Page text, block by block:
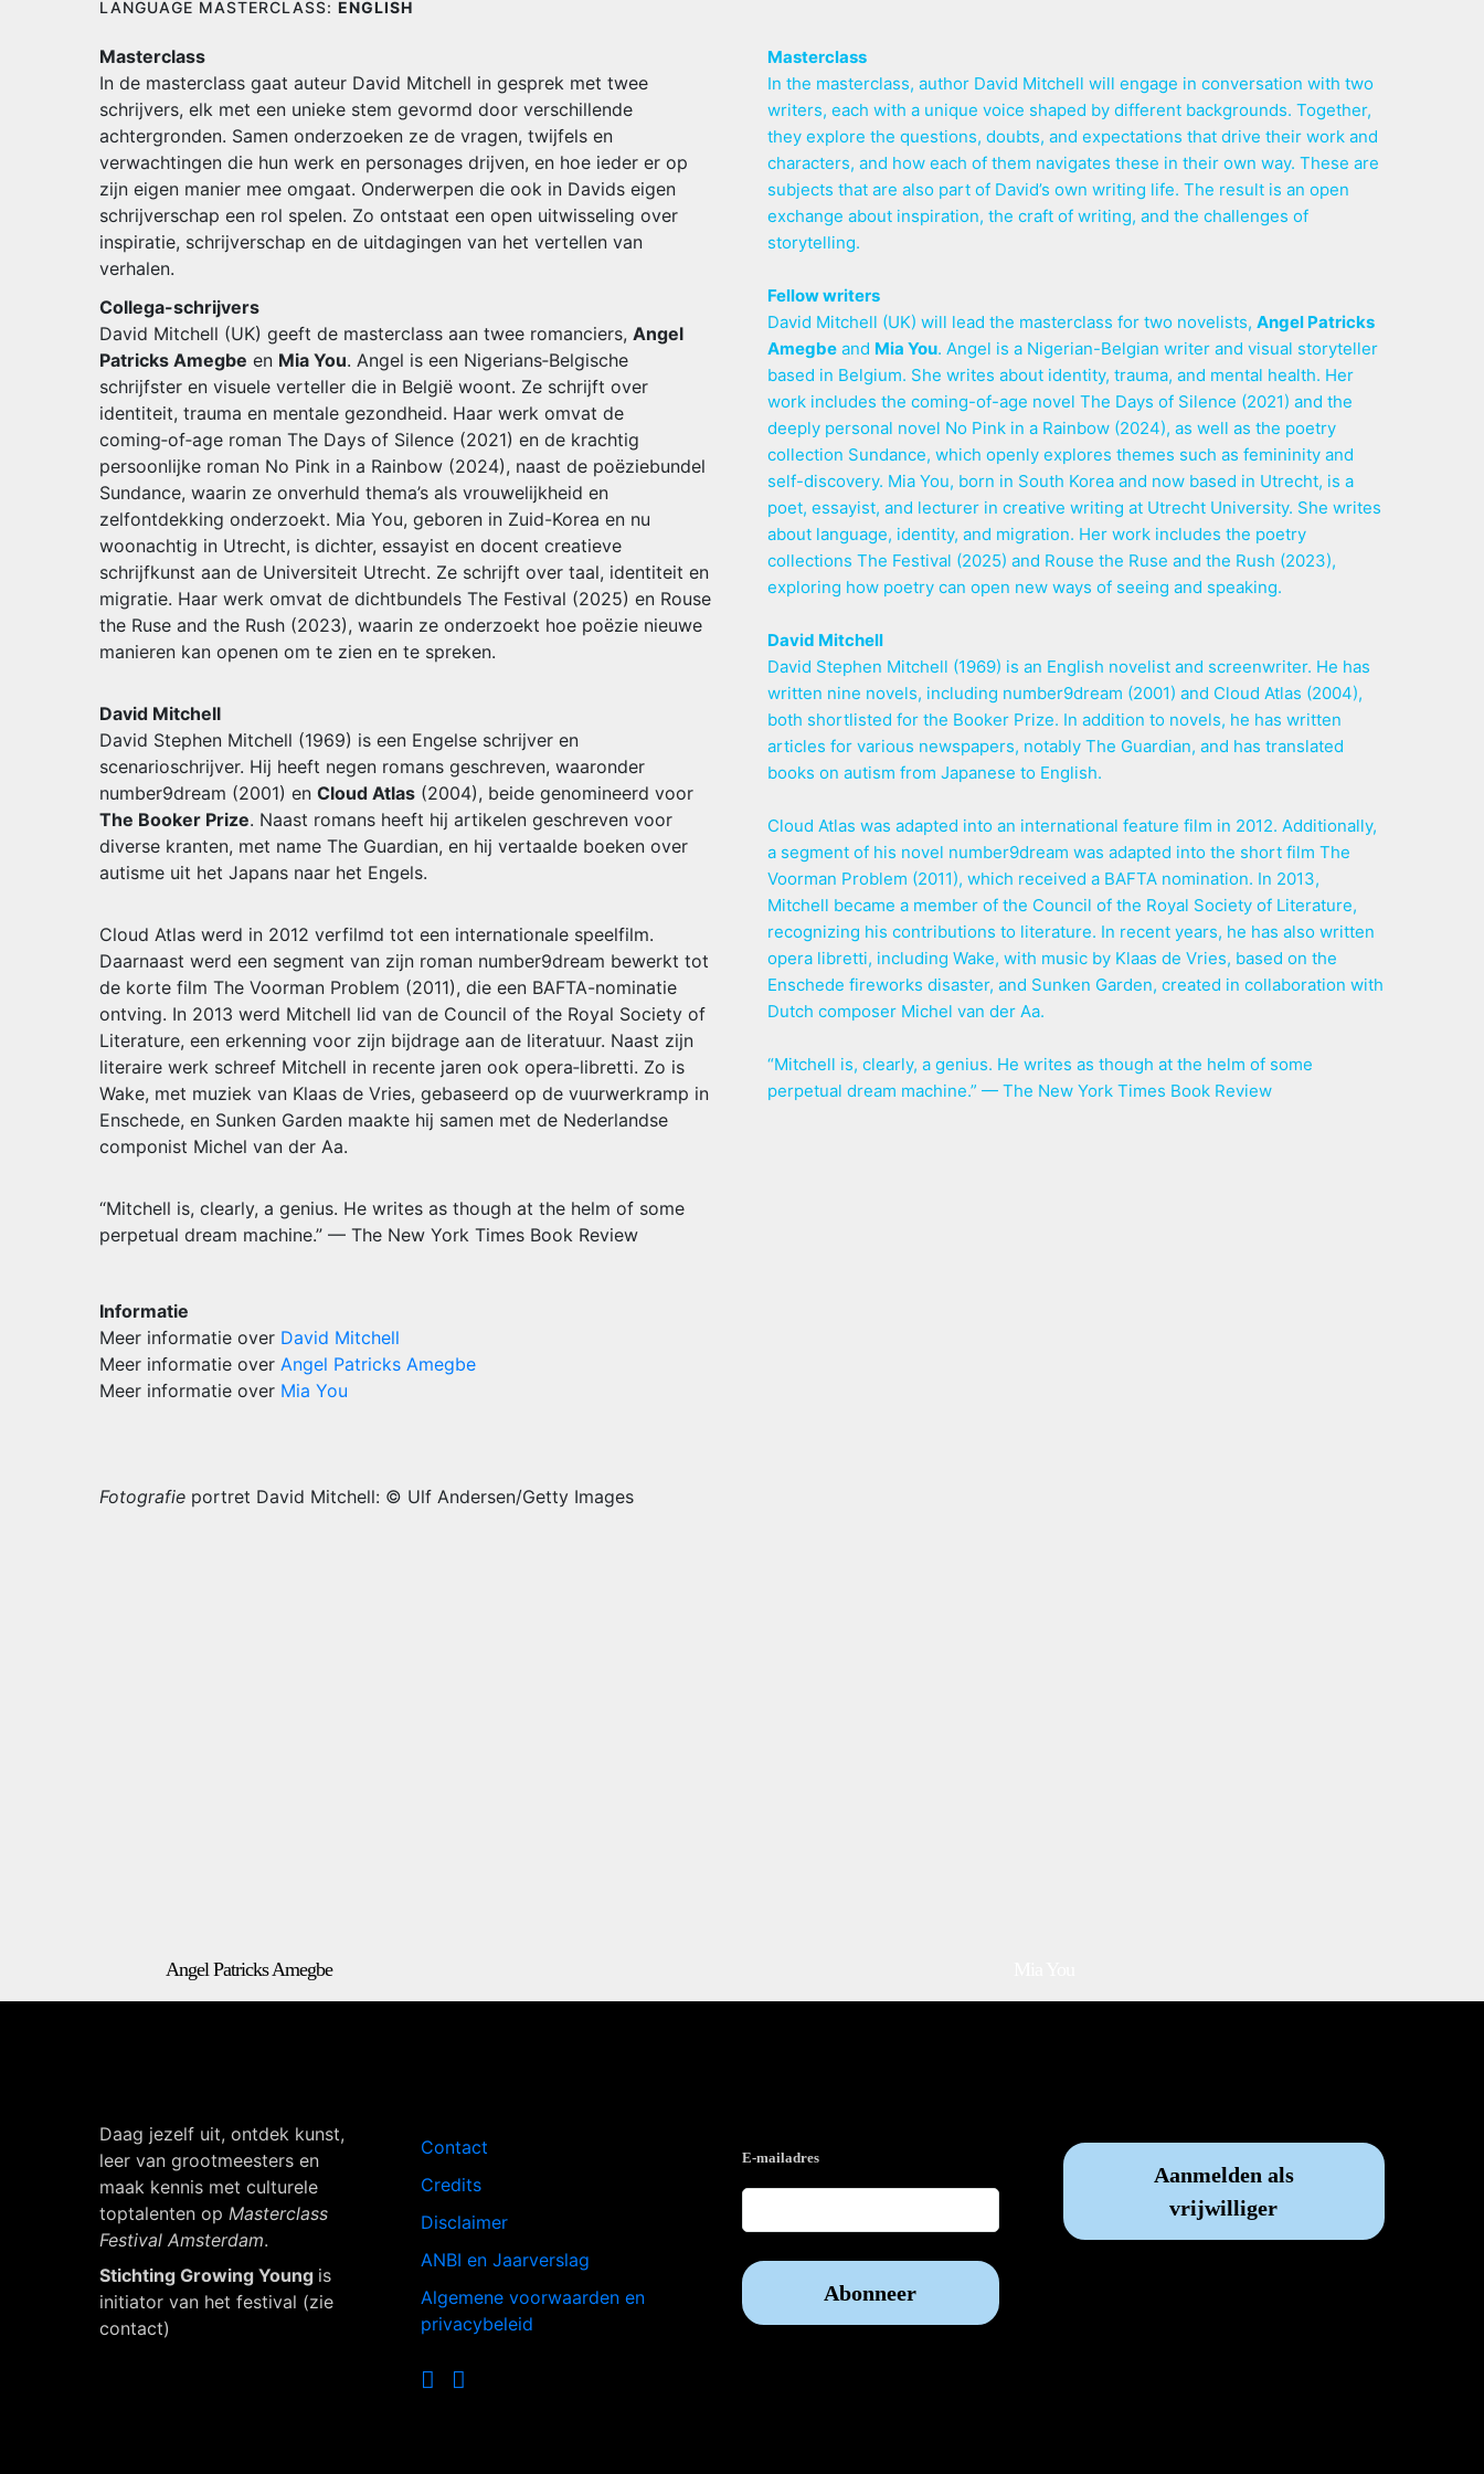
LANGUAGE MASTERCLASS: ENGLISH
Masterclass
In de masterclass gaat auteur David Mitchell in gesprek met twee
schrijvers, elk met een unieke stem gevormd door verschillende
achtergronden. Samen onderzoeken ze de vragen, twijfels en
verwachtingen die hun werk en personages drijven, en hoe ieder er op
zijn eigen manier mee omgaat. Onderwerpen die ook in Davids eigen
schrijverschap een rol spelen. Zo ontstaat een open uitwisseling over
inspiratie, schrijverschap en de uitdagingen van het vertellen van
verhalen.
Collega-schrijvers
David Mitchell (UK) geeft de masterclass aan twee romanciers, Angel
Patricks Amegbe en Mia You. Angel is een Nigerians‑Belgische
schrijfster en visuele verteller die in België woont. Ze schrijft over
identiteit, trauma en mentale gezondheid. Haar werk omvat de
coming‑of‑age roman The Days of Silence (2021) en de krachtig
persoonlijke roman No Pink in a Rainbow (2024), naast de poëziebundel
Sundance, waarin ze onverhuld thema’s als vrouwelijkheid en
zelfontdekking onderzoekt. Mia You, geboren in Zuid-Korea en nu
woonachtig in Utrecht, is dichter, essayist en docent creatieve
schrijfkunst aan de Universiteit Utrecht. Ze schrijft over taal, identiteit en
migratie. Haar werk omvat de dichtbundels The Festival (2025) en Rouse
the Ruse and the Rush (2023), waarin ze onderzoekt hoe poëzie nieuwe
manieren kan openen om te zien en te spreken.
David Mitchell
David Stephen Mitchell (1969) is een Engelse schrijver en
scenarioschrijver. Hij heeft negen romans geschreven, waaronder
number9dream (2001) en Cloud Atlas (2004), beide genomineerd voor
The Booker Prize. Naast romans heeft hij artikelen geschreven voor
diverse kranten, met name The Guardian, en hij vertaalde boeken over
autisme uit het Japans naar het Engels.
Cloud Atlas werd in 2012 verfilmd tot een internationale speelfilm.
Daarnaast werd een segment van zijn roman number9dream bewerkt tot
de korte film The Voorman Problem (2011), die een BAFTA-nominatie
ontving. In 2013 werd Mitchell lid van de Council of the Royal Society of
Literature, een erkenning voor zijn bijdrage aan de literatuur. Naast zijn
literaire werk schreef Mitchell in recente jaren ook opera‑libretti. Zo is
Wake, met muziek van Klaas de Vries, gebaseerd op de vuurwerkramp in
Enschede, en Sunken Garden maakte hij samen met de Nederlandse
componist Michel van der Aa.
“Mitchell is, clearly, a genius. He writes as though at the helm of some
perpetual dream machine.” — The New York Times Book Review
Masterclass
In the masterclass, author David Mitchell will engage in conversation with two
writers, each with a unique voice shaped by different backgrounds. Together,
they explore the questions, doubts, and expectations that drive their work and
characters, and how each of them navigates these in their own way. These are
subjects that are also part of David’s own writing life. The result is an open
exchange about inspiration, the craft of writing, and the challenges of
storytelling.
Fellow writers
David Mitchell (UK) will lead the masterclass for two novelists,Angel Patricks
Amegbe and Mia You. Angel is a Nigerian-Belgian writer and visual storyteller
based in Belgium. She writes about identity, trauma, and mental health. Her
work includes the coming-of-age novel The Days of Silence (2021) and the
deeply personal novel No Pink in a Rainbow (2024), as well as the poetry
collection Sundance, which openly explores themes such as femininity and
self-discovery. Mia You, born in South Korea and now based in Utrecht, is a
poet, essayist, and lecturer in creative writing at Utrecht University. She writes
about language, identity, and migration. Her work includes the poetry
collections The Festival (2025) and Rouse the Ruse and the Rush (2023),
exploring how poetry can open new ways of seeing and speaking.
David Mitchell
David Stephen Mitchell (1969) is an English novelist and screenwriter. He has
written nine novels, including number9dream (2001) and Cloud Atlas (2004),
both shortlisted for the Booker Prize. In addition to novels, he has written
articles for various newspapers, notably The Guardian, and has translated
books on autism from Japanese to English.
Cloud Atlas was adapted into an international feature film in 2012. Additionally,
a segment of his novel number9dream was adapted into the short film The
Voorman Problem (2011), which received a BAFTA nomination. In 2013,
Mitchell became a member of the Council of the Royal Society of Literature,
recognizing his contributions to literature. In recent years, he has also written
opera libretti, including Wake, with music by Klaas de Vries, based on the
Enschede fireworks disaster, and Sunken Garden, created in collaboration with
Dutch composer Michel van der Aa.
“Mitchell is, clearly, a genius. He writes as though at the helm of some
perpetual dream machine.” — The New York Times Book Review
Informatie
Meer informatie over David Mitchell
Meer informatie over Angel Patricks Amegbe
Meer informatie over Mia You
Fotografie portret David Mitchell: © Ulf Andersen/Getty Images
Angel Patricks Amegbe
Daag jezelf uit, ontdek kunst,
leer van grootmeesters en
maak kennis met culturele
toptalenten op Masterclass
Festival Amsterdam.
Stichting Growing Young is
initiator van het festival (zie
contact)
Contact
Credits
Disclaimer
ANBI en Jaarverslag
Algemene voorwaarden en
privacybeleid
E-mailadres
Aanmelden als
vrijwilliger